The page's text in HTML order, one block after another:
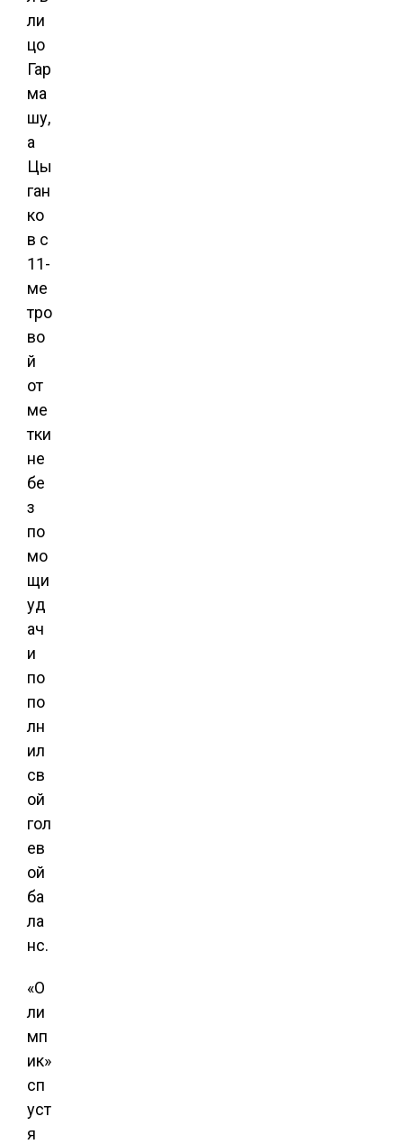
ли
цо
Гар
ма
шу,
а
Цы
ган
ко
в с
11-
ме
тро
во
й
от
ме
тки
не
бе
з
по
мо
щи
уд
ач
и
по
по
лн
ил
св
ой
гол
ев
ой
ба
ла
нс.
«О
ли
мп
ик»
сп
уст
я